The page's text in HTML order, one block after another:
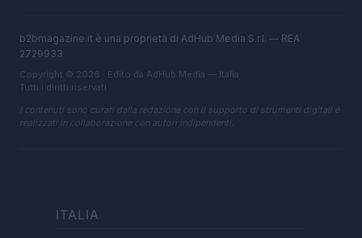
b2bmagazine.it è una proprietà di AdHub Media S.r.l. — REA
2729933
Copyright © 2026 · Edito da AdHub Media — Italia
Tutti i diritti riservati
I contenuti sono curati dalla redazione con il supporto di strumenti digitali e
realizzati in collaborazione con autori indipendenti.
ITALIA